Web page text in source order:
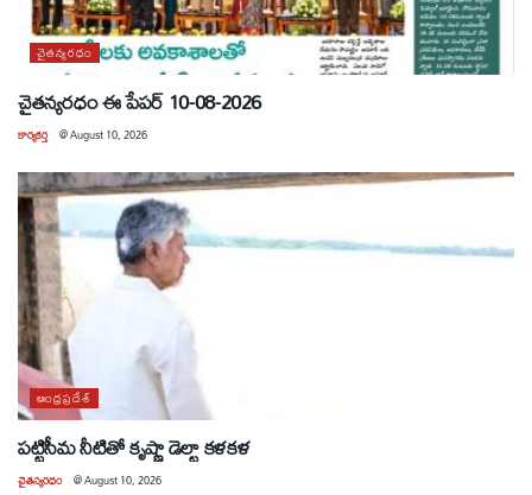
చైతన్యరధం
చైతన్యరధం ఈ పేపర్ 10-08-2026
కార్యకర్త @August 10, 2026
ఆంధ్రప్రదేశ్
పట్టిసీమ నీటితో కృష్ణా డెల్టా కళకళ
చైతన్యరధం @August 10, 2026